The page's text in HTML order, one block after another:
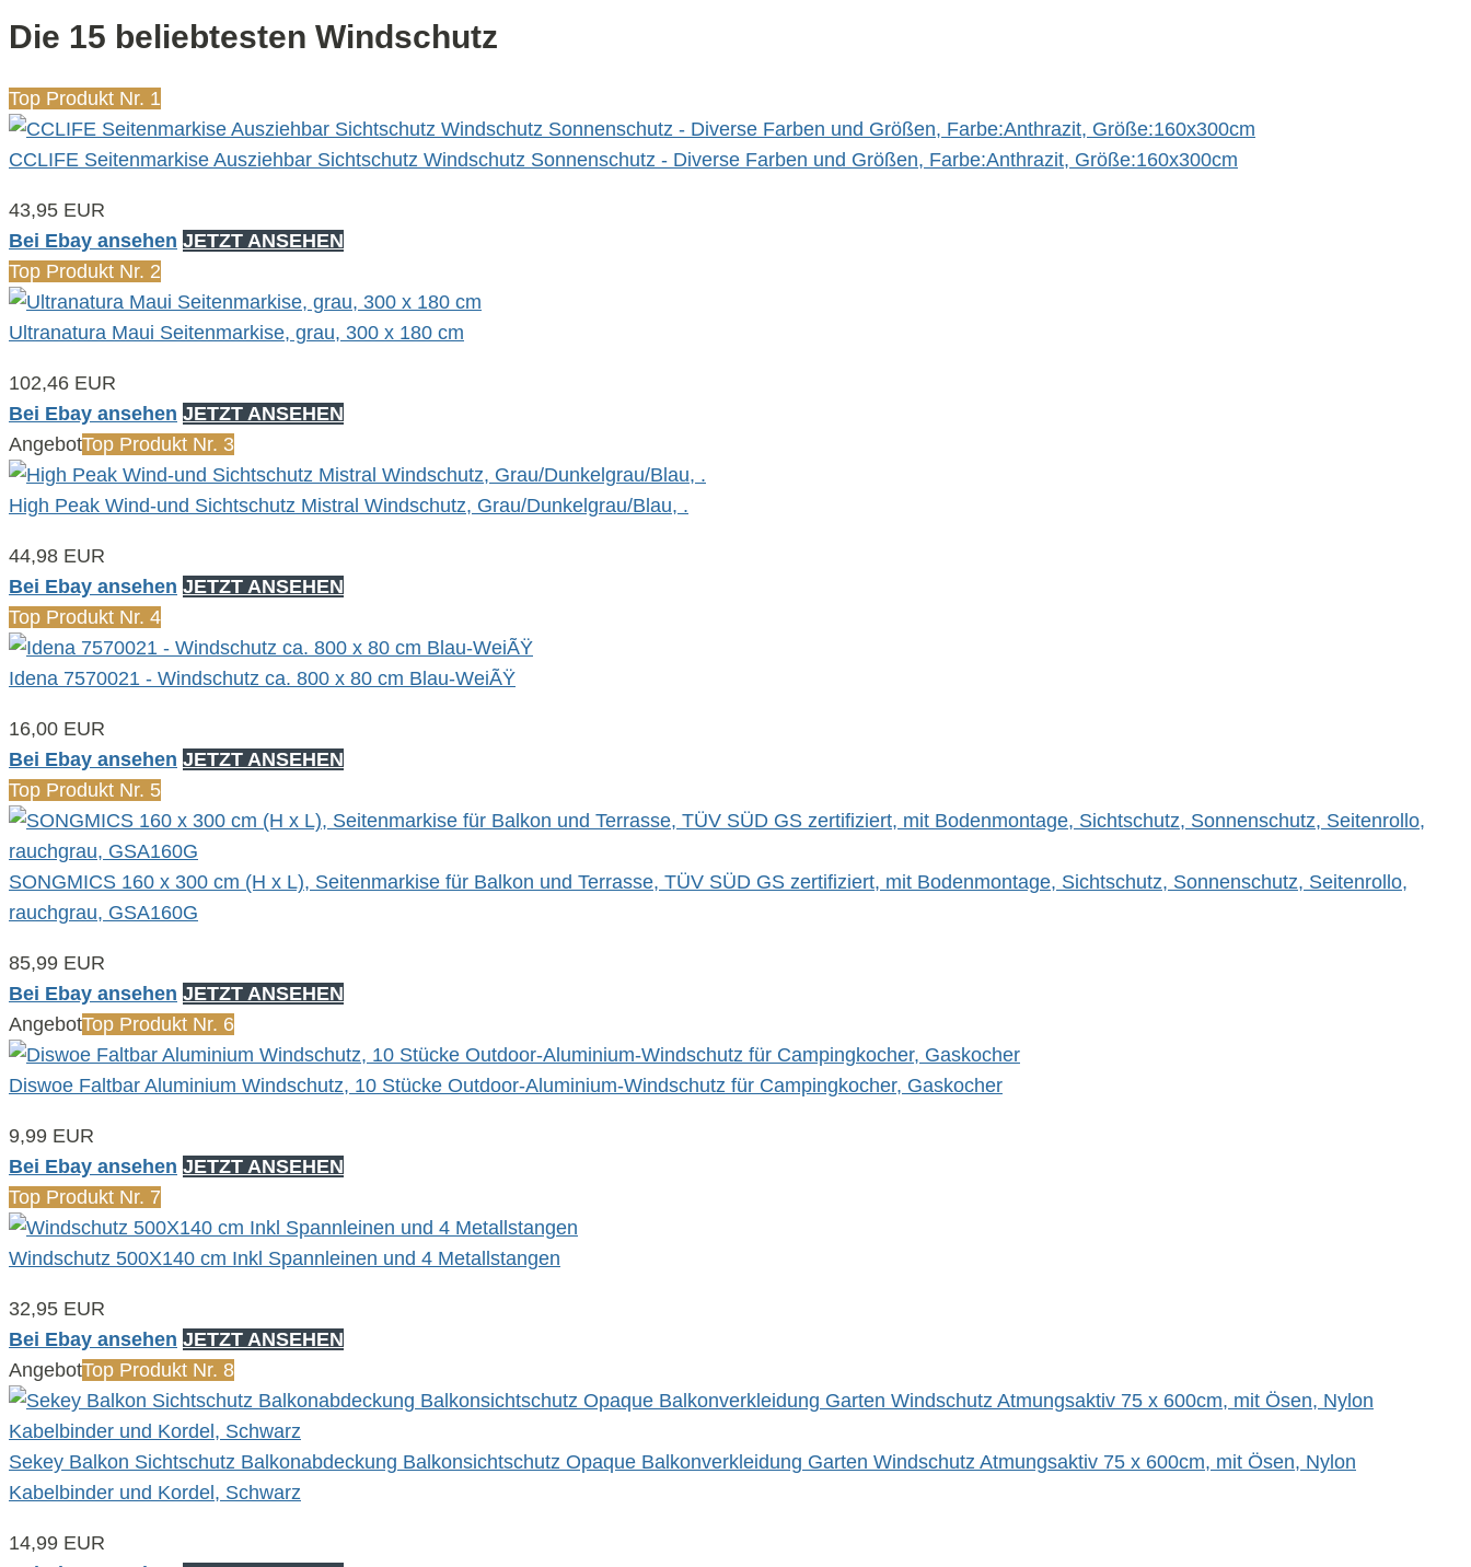
Die 15 beliebtesten Windschutz
Top Produkt Nr. 1
CCLIFE Seitenmarkise Ausziehbar Sichtschutz Windschutz Sonnenschutz - Diverse Farben und Größen, Farbe:Anthrazit, Größe:160x300cm
43,95 EUR
Bei Ebay ansehen JETZT ANSEHEN
Top Produkt Nr. 2
Ultranatura Maui Seitenmarkise, grau, 300 x 180 cm
102,46 EUR
Bei Ebay ansehen JETZT ANSEHEN
AngebotTop Produkt Nr. 3
High Peak Wind-und Sichtschutz Mistral Windschutz, Grau/Dunkelgrau/Blau, .
44,98 EUR
Bei Ebay ansehen JETZT ANSEHEN
Top Produkt Nr. 4
Idena 7570021 - Windschutz ca. 800 x 80 cm Blau-WeiÃŸ
16,00 EUR
Bei Ebay ansehen JETZT ANSEHEN
Top Produkt Nr. 5
SONGMICS 160 x 300 cm (H x L), Seitenmarkise für Balkon und Terrasse, TÜV SÜD GS zertifiziert, mit Bodenmontage, Sichtschutz, Sonnenschutz, Seitenrollo,
rauchgrau, GSA160G
85,99 EUR
Bei Ebay ansehen JETZT ANSEHEN
AngebotTop Produkt Nr. 6
Diswoe Faltbar Aluminium Windschutz, 10 Stücke Outdoor-Aluminium-Windschutz für Campingkocher, Gaskocher
9,99 EUR
Bei Ebay ansehen JETZT ANSEHEN
Top Produkt Nr. 7
Windschutz 500X140 cm Inkl Spannleinen und 4 Metallstangen
32,95 EUR
Bei Ebay ansehen JETZT ANSEHEN
AngebotTop Produkt Nr. 8
Sekey Balkon Sichtschutz Balkonabdeckung Balkonsichtschutz Opaque Balkonverkleidung Garten Windschutz Atmungsaktiv 75 x 600cm, mit Ösen, Nylon
Kabelbinder und Kordel, Schwarz
14,99 EUR